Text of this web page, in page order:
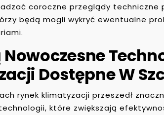
coroczne przeglądy techniczne
będą mogli wykryć ewentualne
Nowoczesne
Dostępne W
rynek klimatyzacji przeszedł
które zwiększają